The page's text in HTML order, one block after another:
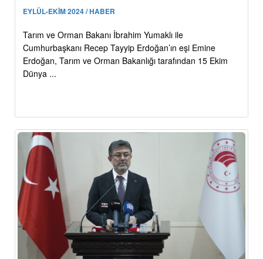
EYLÜL-EKİM 2024 / HABER
Tarım ve Orman Bakanı İbrahim Yumaklı ile
Cumhurbaşkanı Recep Tayyip Erdoğan’ın eşi Emine
Erdoğan, Tarım ve Orman Bakanlığı tarafından 15 Ekim
Dünya ...